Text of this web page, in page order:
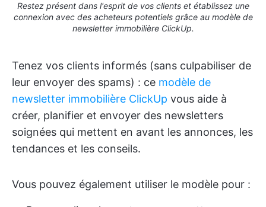
Restez présent dans l'esprit de vos clients et établissez une
connexion avec des acheteurs potentiels grâce au modèle de
newsletter immobilière ClickUp.
Tenez vos clients informés (sans culpabiliser de
leur envoyer des spams) : ce modèle de
newsletter immobilière ClickUp vous aide à
créer, planifier et envoyer des newsletters
soignées qui mettent en avant les annonces, les
tendances et les conseils.
Vous pouvez également utiliser le modèle pour :